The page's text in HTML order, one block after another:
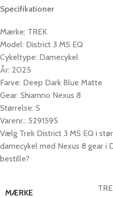
Specifikationer
Mærke: TREK
Model: District 3 MS EQ
Cykeltype: Damecykel
År: 2025
Farve: Deep Dark Blue Matte
Gear: Shiamno Nexus 8
Størrelse: S
Varenr.: 5291595
Vælg Trek District 3 MS EQ i
damecykel med Nexus 8 gear i
bestille?
MÆRKE